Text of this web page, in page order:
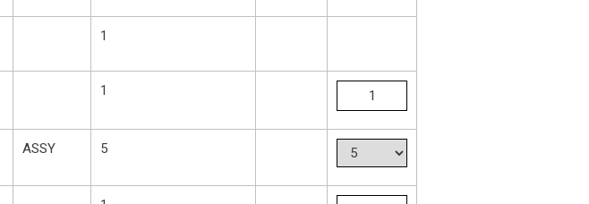
1
1
ASSY 5